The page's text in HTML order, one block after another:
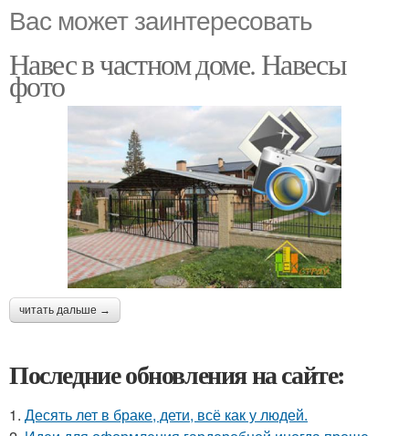
Вас может заинтересовать
Навес в частном доме. Навесы
фото
читать дальше →
Последние обновления на сайте:
1. Десять лет в браке, дети, всё как у людей.